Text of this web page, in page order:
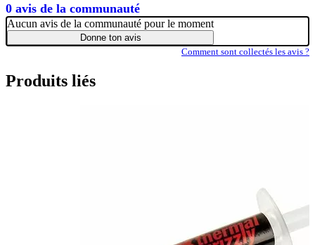
0 avis de la communauté
Aucun avis de la communauté pour le moment
Donne ton avis
Comment sont collectés les avis ?
Produits liés